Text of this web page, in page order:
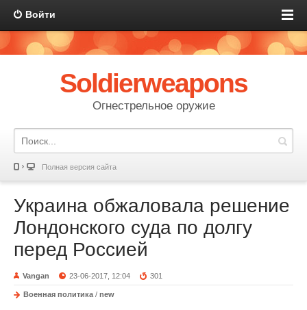
Войти
Soldierweapons
Огнестрельное оружие
Полная версия сайта
Украина обжаловала решение
Лондонского суда по долгу
перед Россией
Vangan 23-06-2017, 12:04 301
Военная политика / new